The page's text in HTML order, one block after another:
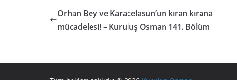
Orhan Bey ve Karacelasun’un kıran kırana
mücadelesi! – Kuruluş Osman 141. Bölüm